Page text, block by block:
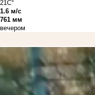
21C°
1.6 м/с
761 мм
вечером